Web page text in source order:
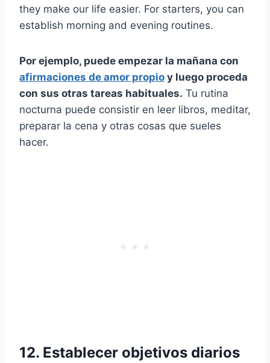
they make our life easier. For starters, you can
establish morning and evening routines.
Por ejemplo, puede empezar la mañana con
afirmaciones de amor propio y luego proceda
con sus otras tareas habituales. Tu rutina
nocturna puede consistir en leer libros, meditar,
preparar la cena y otras cosas que sueles
hacer.
12. Establecer objetivos diarios